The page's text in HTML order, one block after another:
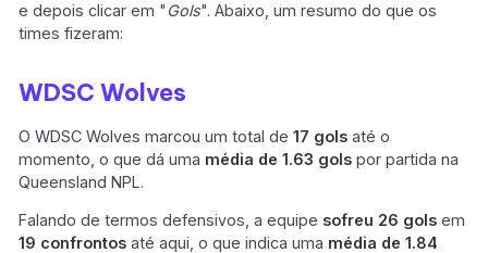
e depois clicar em " Gols". Abaixo, um resumo do que os
times fizeram:
WDSC Wolves
O WDSC Wolves marcou um total de17 gols até o
momento, o que dá uma média de 1.63 gols por partida na
Queensland NPL.
Falando de termos defensivos, a equipe sofreu 26 gols em
19 confrontos até aqui, o que indica uma média de 1.84